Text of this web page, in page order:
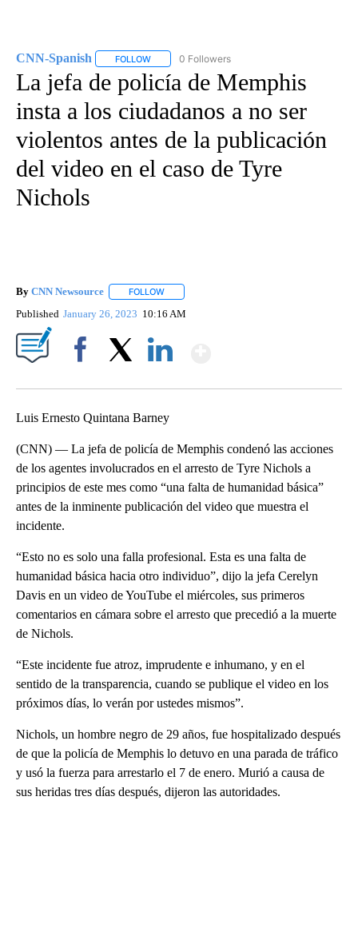
CNN-Spanish FOLLOW FOLLOW "CNN-SPANISH" TO RECEIVE
0 Followers
La jefa de policía de Memphis
insta a los ciudadanos a no ser
violentos antes de la publicación
del video en el caso de Tyre
Nichols
By CNN Newsource FOLLOW
Published January 26, 2023 10:16 AM
Luis Ernesto Quintana Barney
(CNN) — La jefa de policía de Memphis condenó las acciones
de los agentes involucrados en el arresto de Tyre Nichols a
principios de este mes como “una falta de humanidad básica”
antes de la inminente publicación del video que muestra el
incidente.
“Esto no es solo una falla profesional. Esta es una falta de
humanidad básica hacia otro individuo”, dijo la jefa Cerelyn
Davis en un video de YouTube el miércoles, sus primeros
comentarios en cámara sobre el arresto que precedió a la muerte
de Nichols.
“Este incidente fue atroz, imprudente e inhumano, y en el
sentido de la transparencia, cuando se publique el video en los
próximos días, lo verán por ustedes mismos”.
Nichols, un hombre negro de 29 años, fue hospitalizado después
de que la policía de Memphis lo detuvo en una parada de tráfico
y usó la fuerza para arrestarlo el 7 de enero. Murió a causa de
sus heridas tres días después, dijeron las autoridades.